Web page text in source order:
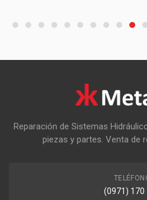
Reparación de Sistemas
piezas y partes. Venta de
(0971) 170